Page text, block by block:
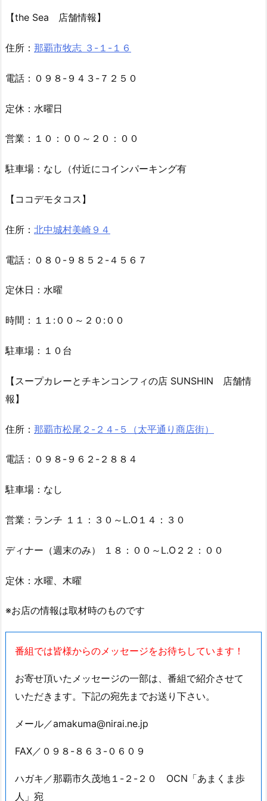
【the Sea 店舗情報】
住所： 那覇市牧志 ３-１-１６
電話：０９８-９４３-７２５０
定休：水曜日
営業：１０：００～２０：００
駐車場：なし（付近にコインパーキング有
【ココデモタコス】
住所： 北中城村美崎９４
電話：０８０-９８５２-４５６７
定休日：水曜
時間：１１:００～２０:００
駐車場：１０台
【スープカレーとチキンコンフィの店 SUNSHIN 店舗情
報】
住所： 那覇市松尾２-２４-５（太平通り商店街）
電話：０９８-９６２-２８８４
駐車場：なし
営業：ランチ １１：３０～L.O１４：３０
ディナー（週末のみ） １８：００～L.O２２：００
定休：水曜、木曜
※お店の情報は取材時のものです
番組では皆様からのメッセージをお待ちしています！
お寄せ頂いたメッセージの一部は、番組で紹介させて
いただきます。下記の宛先までお送り下さい。
メール／amakuma@nirai.ne.jp
FAX／０９８-８６３-０６０９
ハガキ／那覇市久茂地１-２-２０ OCN「あまくま歩
人」宛